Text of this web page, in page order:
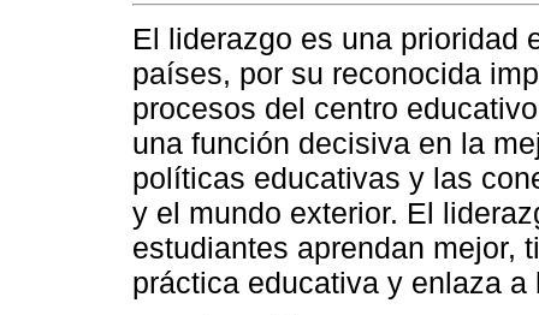
El liderazgo es una prioridad
países, por su reconocida
procesos del centro
una función decisiva en la
políticas educativas y las
y el mundo exterior. El
estudiantes aprendan mejor,
práctica educativa y enlaza